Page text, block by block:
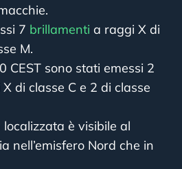
7 brillamenti a raggi X di
M.
CEST sono stati emessi 2
di classe C e 2 di classe
è visibile al
nell’emisfero Nord che in